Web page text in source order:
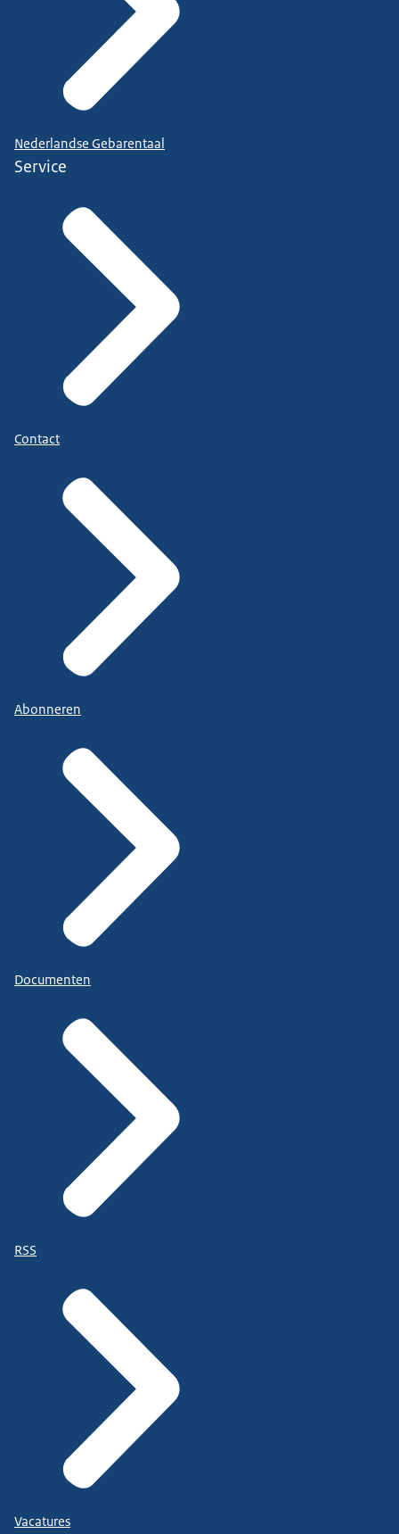
Nederlandse Gebarentaal
Service
Contact
Abonneren
Documenten
RSS
Vacatures